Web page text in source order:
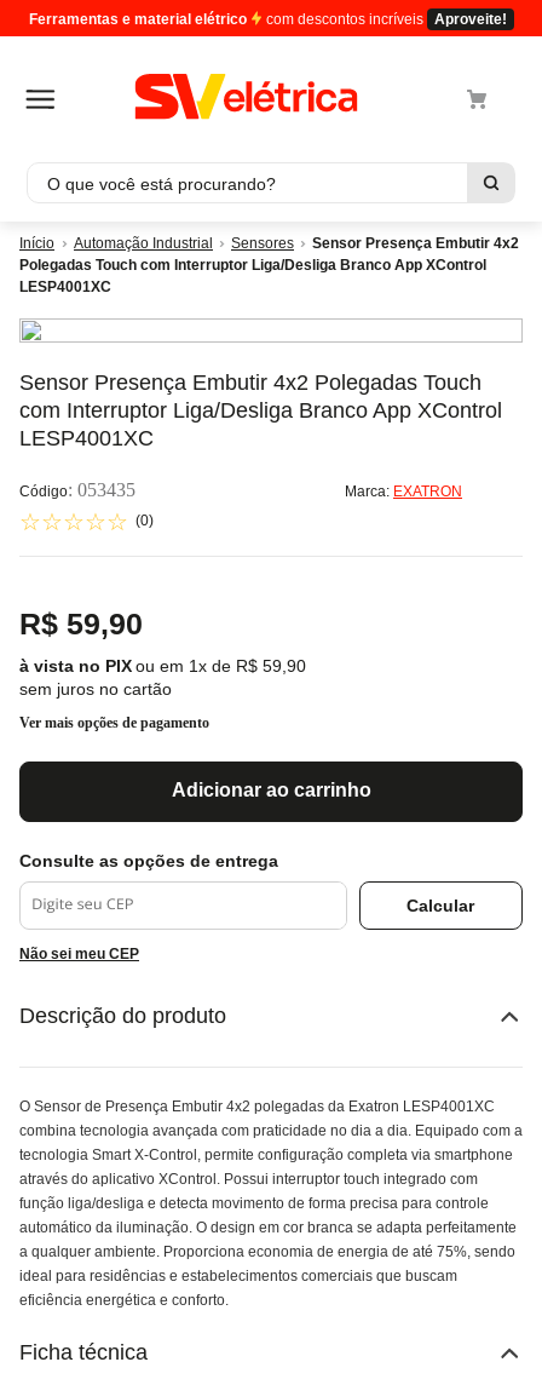
Ferramentas e material elétrico com descontos incríveis Aproveite!
O que você está procurando?
Automação Industrial Sensores
Sensor Presença Embutir 4x2
Polegadas Touch com Interruptor Liga/Desliga Branco App XControl
LESP4001XC
Sensor Presença Embutir 4x2 Polegadas Touch
com Interruptor Liga/Desliga Branco App XControl
LESP4001XC
: 053435 Marca: EXATRON
☆☆☆☆☆ (0)
R$ 59,90
ou em 1x de R$ 59 90
sem juros no cartão
Ver mais opções de pagamento
Adicionar ao carrinho
Não sei meu CEP
Descrição do produto
O Sensor de Presença Embutir 4x2 polegadas da Exatron LESP4001XC
combina tecnologia avançada com praticidade no dia a dia. Equipado com a
tecnologia Smart X-Control, permite configuração completa via smartphone
através do aplicativo XControl. Possui interruptor touch integrado com
função liga/desliga e detecta movimento de forma precisa para controle
automático da iluminação. O design em cor branca se adapta perfeitamente
a qualquer ambiente. Proporciona economia de energia de até 75%, sendo
ideal para residências e estabelecimentos comerciais que buscam
eficiência energética e conforto.
Ficha técnica
Termos mais buscados
1º cabo
2º luminaria
4º 4
5º eletroduto